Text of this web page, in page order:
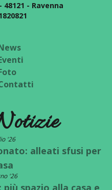
48121 - Ravenna
'26
alleati sfusi per
'26
spazio alla casa e